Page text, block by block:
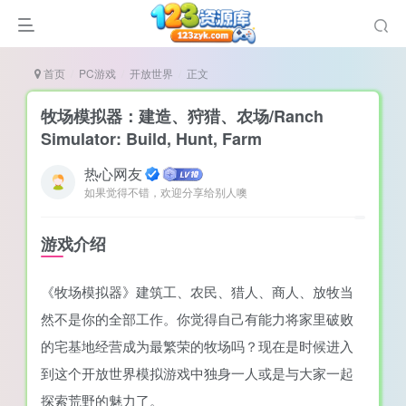
首页 PC游戏 开放世界 正文
牧场模拟器：建造、狩猎、农场/Ranch
Simulator: Build, Hunt, Farm
热心网友
如果觉得不错，欢迎分享给别人噢
游戏介绍
《牧场模拟器》建筑工、农民、猎人、商人、放牧当
然不是你的全部工作。你觉得自己有能力将家里破败
的宅基地经营成为最繁荣的牧场吗？现在是时候进入
到这个开放世界模拟游戏中独身一人或是与大家一起
探索荒野的魅力了。